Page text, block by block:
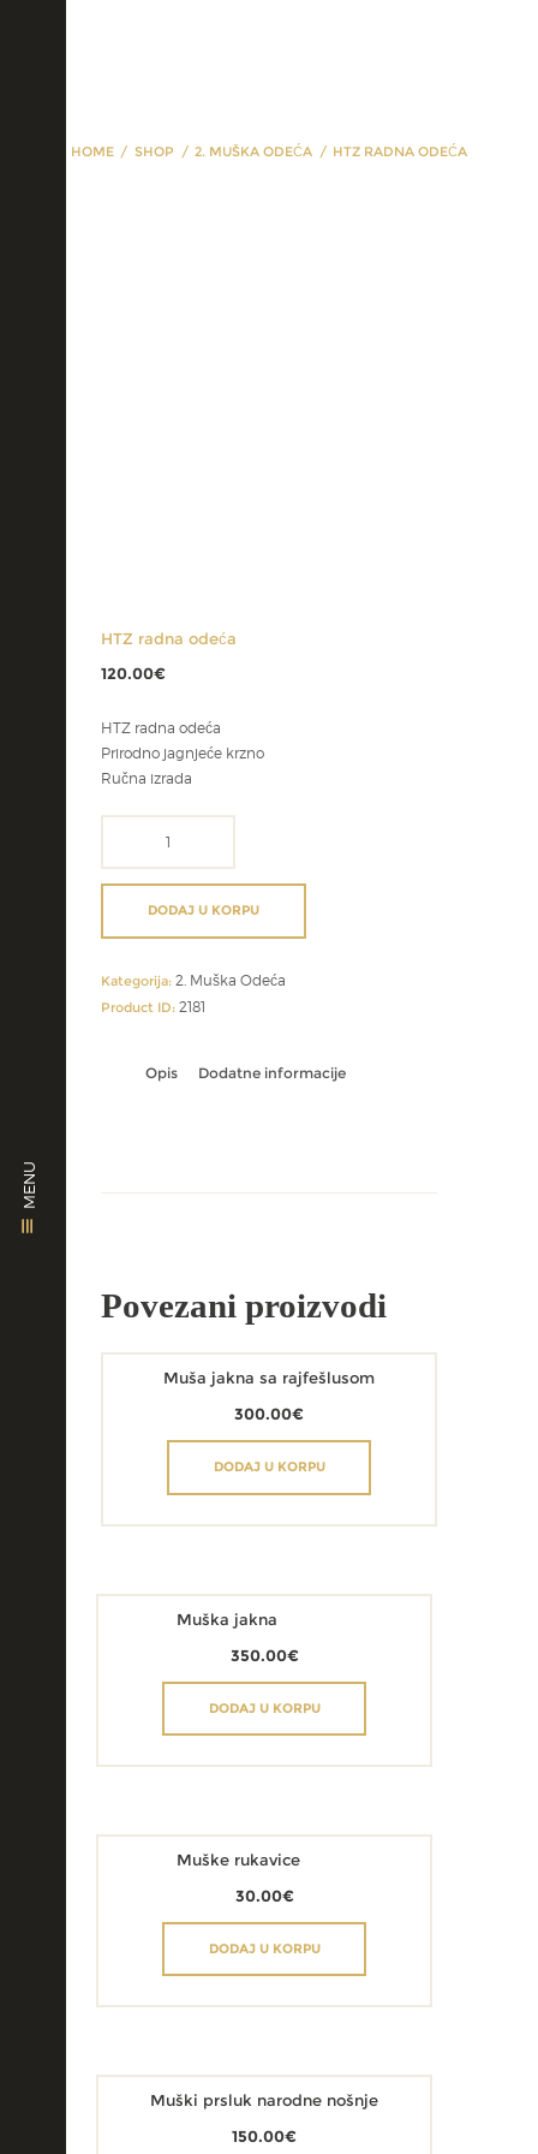
MENU
HOME SHOP 2. MUŠKA ODEĆA HTZ RADNA ODEĆA
HTZ radna odeća
120.00€
HTZ radna odeća
Prirodno jagnjeće krzno
Ručna izrada
odeća
količinaDODAJ U KORPU
Kategorija: 2. Muška Odeća
Product ID: 2181
Opis Dodatne informacije
Povezani proizvodi
Muša jakna sa rajfešlusom
300.00€
DODAJ U KORPU
Muška jakna
350.00€
DODAJ U KORPU
Muške rukavice
30.00€
DODAJ U KORPU
Muški prsluk narodne nošnje
150.00€